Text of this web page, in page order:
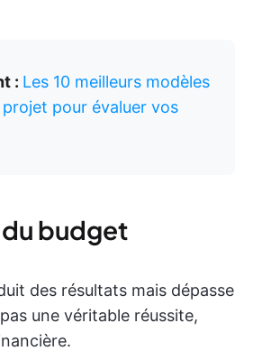
: Les 10 meilleurs modèles
pour évaluer vos
budget
des résultats mais dépasse
une véritable réussite,